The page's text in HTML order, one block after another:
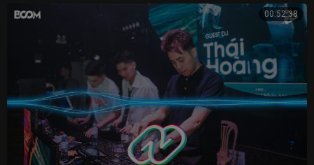
●▬▬▬▬▬▬●▬ - ▬●▬▬▬▬▬▬▬●
BD Media Sở Hữu Bản Quyền Nhạc Trên Video Này
Mọi Vấn Đề Bản Quyền Trên Video Xin Vui Lòng Liên Hệ Qua :
✉✉ E-mail:
Hoangdatnukaty@gmail.com
bdmedia.music@gmail.com
©Nếu Có Tranh Chấp Bản Quyền Chúng Tôi Sẽ Xóa Video Ngay
Đề Nghị Các Tổ Chức Cá Nhân Không Reup Video Này
#Mixcloudpro #nonstop2020 #vinahouse #nstvinahouse #dj2020
#nhacsan2020 #bayphong #nhacbayphong
00:52:38